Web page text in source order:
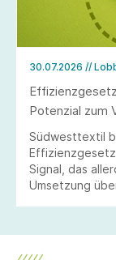
30.07.2026 //
Potenzial zum
Südwesttextil
Signal, das
Umsetzung